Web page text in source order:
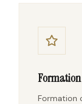
Formation